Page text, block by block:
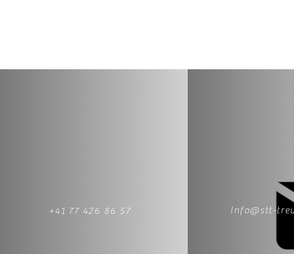
+41 77 426 86 57 Info@stt-